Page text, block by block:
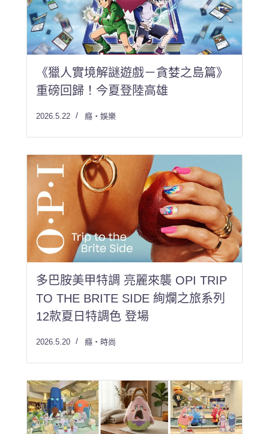
《獵人實境解謎遊戲－貪婪之島篇》
重磅回歸！今夏登陸高雄
2026.5.22 癮・娛樂
多巴胺美甲特調 亮麗來襲 OPI TRIP
TO THE BRITE SIDE 絢爛之旅系列
12款夏日特調色 登場
2026.5.20 癮・時尚